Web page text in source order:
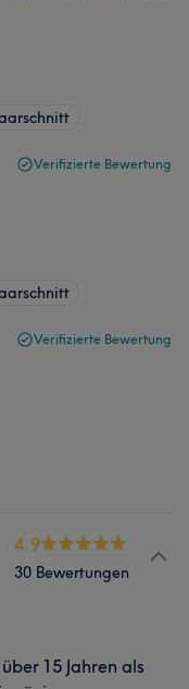
Verifizierte Bewertung
Verifizierte Bewertung
4.9
30 Bewertungen
15 Jahren als